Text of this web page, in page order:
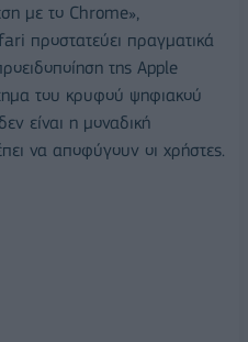
με το Chrome»,
προστατεύει πραγματικά
της Apple
του κρυφού ψηφιακού
είναι η μοναδική
να αποφύγουν οι χρήστες.